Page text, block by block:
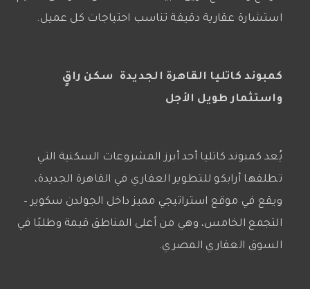
استشارة عقارية دقيقة تناسب احتياجات كل عميل.
كمبوند كاتليا القاهرة الجديدة سكن راقٍ
واستثمار طويل الأجل
يُعد كمبوند كاتليا أحد أبرز المشروعات السكنية التي
تطلقها أرابكو للتطوير العقاري في القاهرة الجديدة،
ويقع في موقع استراتيجي مميز داخل الجولدن سكوير –
التجمع الخامس، وهي من أعلى المناطق قيمة وطلبًا في
السوق العقاري المصري.